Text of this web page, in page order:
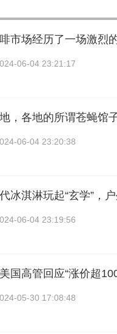
市场经历了一场激烈
06-04 23:21:17
，各地的所谓苍蝇馆
06-04 23:20:38
冰淇淋玩起“玄学”，
06-04 23:19:56
国高管回应“涨价超
05-30 17:08:48